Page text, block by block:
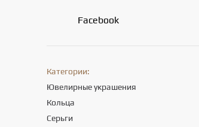
Facebook
Категории:
Ювелирные украшения
Кольца
Серьги